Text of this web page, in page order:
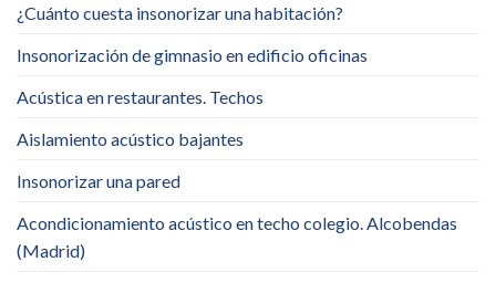
¿Cuánto cuesta insonorizar una habitación?
Insonorización de gimnasio en edificio oficinas
Acústica en restaurantes. Techos
Aislamiento acústico bajantes
Insonorizar una pared
Acondicionamiento acústico en techo colegio. Alcobendas
(Madrid)